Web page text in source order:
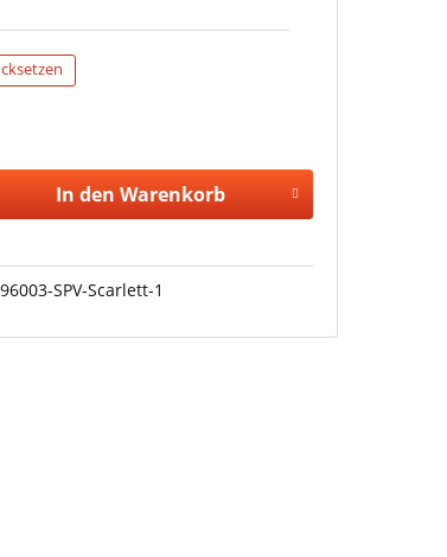
In den Warenkorb
96003-SPV-Scarlett-1